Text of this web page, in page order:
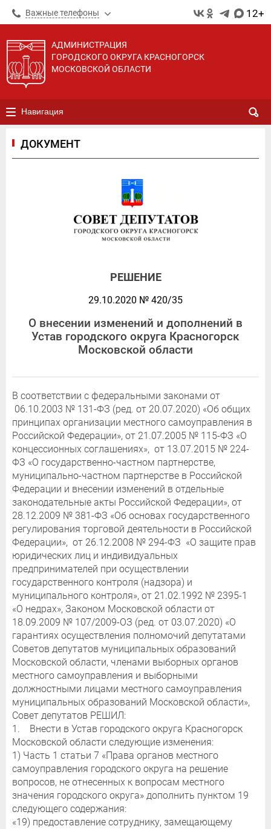
Важные телефоны 12+
АДМИНИСТРАЦИЯ
ГОРОДСКОГО ОКРУГА КРАСНОГОРСК
МОСКОВСКОЙ ОБЛАСТИ
Навигация
ДОКУМЕНТ
РЕШЕНИЕ
29.10.2020 № 420/35
О внесении изменений и дополнений в
Устав городского округа Красногорск
Московской области
В соответствии с федеральными законами от
06.10.2003 № 131-ФЗ (ред. от 20.07.2020) «Об общих
принципах организации местного самоуправления в
Российской Федерации», от 21.07.2005 № 115-ФЗ «О
концессионных соглашениях», от 13.07.2015 № 224-
ФЗ «О государственно-частном партнерстве,
муниципально-частном партнерстве в Российской
Федерации и внесении изменений в отдельные
законодательные акты Российской Федерации», от
28.12.2009 № 381-ФЗ «Об основах государственного
регулирования торговой деятельности в Российской
Федерации», от 26.12.2008 № 294-ФЗ «О защите прав
юридических лиц и индивидуальных
предпринимателей при осуществлении
государственного контроля (надзора) и
муниципального контроля», от 21.02.1992 № 2395-1
«О недрах», Законом Московской области от
18.09.2009 № 107/2009-ОЗ (ред. от 03.07.2020) «О
гарантиях осуществления полномочий депутатами
Советов депутатов муниципальных образований
Московской области, членами выборных органов
местного самоуправления и выборными
должностными лицами местного самоуправления
муниципальных образований Московской области»,
Совет депутатов РЕШИЛ:
1. Внести в Устав городского округа Красногорск
Московской области следующие изменения:
1) Часть 1 статьи 7 «Права органов местного
самоуправления городского округа на решение
вопросов, не отнесенных к вопросам местного
значения городского округа» дополнить пунктом 19
следующего содержания:
«19) предоставление сотруднику, замещающему